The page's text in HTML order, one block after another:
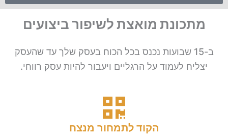
מתכונת מואצת לשיפור ביצועים
ב-15 שבועות נכנס בכל הכוח בעסק שלך עד שהעסק
יצליח לעמוד על הרגליים ויעבור להיות עסק רווחי.
הקוד לתמחור מנצח